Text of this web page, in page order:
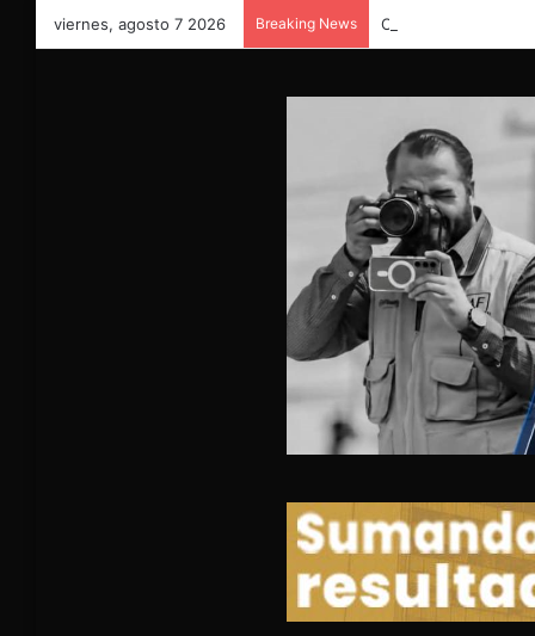
viernes, agosto 7 2026 Breaking News